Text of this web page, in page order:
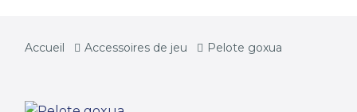
Accueil Accessoires de jeu Pelote goxua